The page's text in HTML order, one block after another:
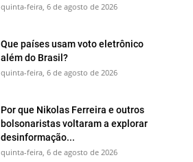
quinta-feira, 6 de agosto de 2026
Que países usam voto eletrônico
além do Brasil?
quinta-feira, 6 de agosto de 2026
Por que Nikolas Ferreira e outros
bolsonaristas voltaram a explorar
desinformação...
quinta-feira, 6 de agosto de 2026